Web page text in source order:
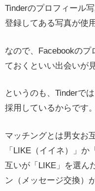
Tinderのプロフィール
登録してある写真が使
なので、Facebookのプ
ておくといい出会いが
というのも、Tinderで
採用しているからです。
マッチングとは男女お
「LIKE（イイネ）」
互いが「LIKE」を選ん
ン（メッセージ交換）